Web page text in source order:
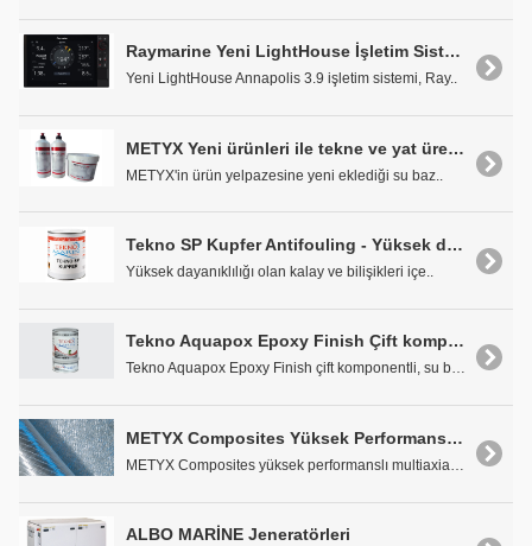
Raymarine Yeni LightHouse İşletim Sistemi Güncellemesi Açıklandı
Yeni LightHouse Annapolis 3.9 işletim sistemi, Ray..
METYX Yeni ürünleri ile tekne ve yat üreticilerinin dikkat çekiyor!
METYX'in ürün yelpazesine yeni eklediği su baz..
Tekno SP Kupfer Antifouling - Yüksek dayanıklılığı olan kalay ve bilişikleri içermeyen zehirli boya
Yüksek dayanıklılığı olan kalay ve bilişikleri içe..
Tekno Aquapox Epoxy Finish Çift komponentli, Su Bazlı Epoxy Sonkat Boya
Tekno Aquapox Epoxy Finish çift komponentli, su ba..
METYX Composites Yüksek Performanslı Örgü
METYX Composites yüksek performanslı multiaxial ör..
ALBO MARİNE Jeneratörleri